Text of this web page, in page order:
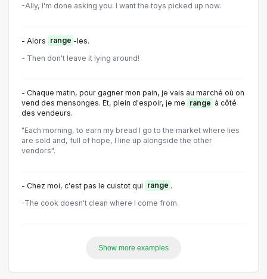
-Ally, I'm done asking you. I want the toys picked up now.
- Alors range -les.
- Then don't leave it lying around!
- Chaque matin, pour gagner mon pain, je vais au marché où on
vend des mensonges. Et, plein d'espoir, je me range à côté
des vendeurs.
"Each morning, to earn my bread I go to the market where lies
are sold and, full of hope, I line up alongside the other
vendors".
- Chez moi, c'est pas le cuistot qui range .
-The cook doesn't clean where I come from.
Show more examples